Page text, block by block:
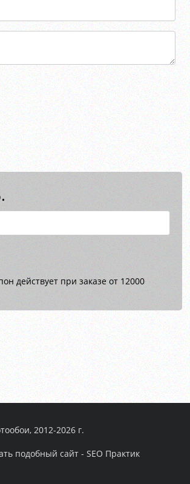
действует при заказе от 12000
2012-2026 г.
подобный сайт - SEO Практик